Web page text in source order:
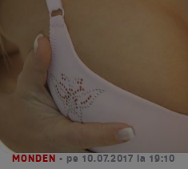
MONDEN • pe 10.07.2017 la 19:10